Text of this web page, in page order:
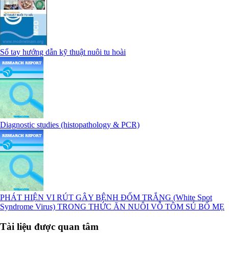
Sổ tay hướng dẫn kỹ thuật nuôi tu hoài
Diagnostic studies (histopathology & PCR)
PHÁT HIỆN VI RÚT GÂY BỆNH ĐỐM TRẮNG (White Spot
Syndrome Virus) TRONG THỨC ĂN NUÔI VỖ TÔM SÚ BỐ MẸ
Tài liệu được quan tâm